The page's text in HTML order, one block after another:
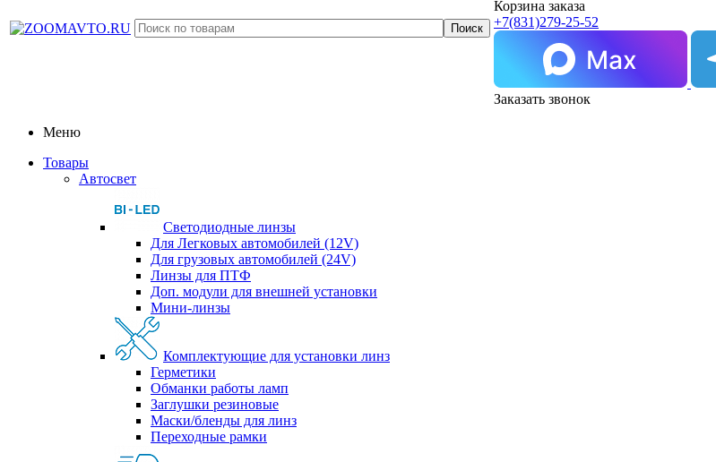
Корзина заказа
+7(831)279-25-52
Заказать звонок
Меню
Товары
Автосвет
Светодиодные линзы
Для Легковых автомобилей (12V)
Для грузовых автомобилей (24V)
Линзы для ПТФ
Доп. модули для внешней установки
Мини-линзы
Комплектующие для установки линз
Герметики
Обманки работы ламп
Заглушки резиновые
Маски/бленды для линз
Переходные рамки